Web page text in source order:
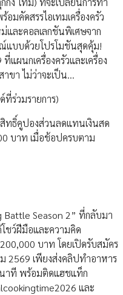
มคัดสรรไอเทมเครื่องครัว
และคอลเลกชันพิเศษจาก
แบบด้วยโปรโมชันสุดคุ้ม!
ผนกเครื่องครัวและเครื่อง
ขา ไม่ว่าจะเป็น…
ร่วมรายการ)
ทธิ์คูปองส่วนลดแทนเงินสด
บาท เมื่อช้อปครบตาม
Battle Season 2” ที่กลับมา
โชว์ฝีมือและความคิด
บาท โดยเปิดรับสมัคร
2569 เพียงส่งคลิปทำอาหาร
นาที พร้อมติดแฮชแท็ก
และ